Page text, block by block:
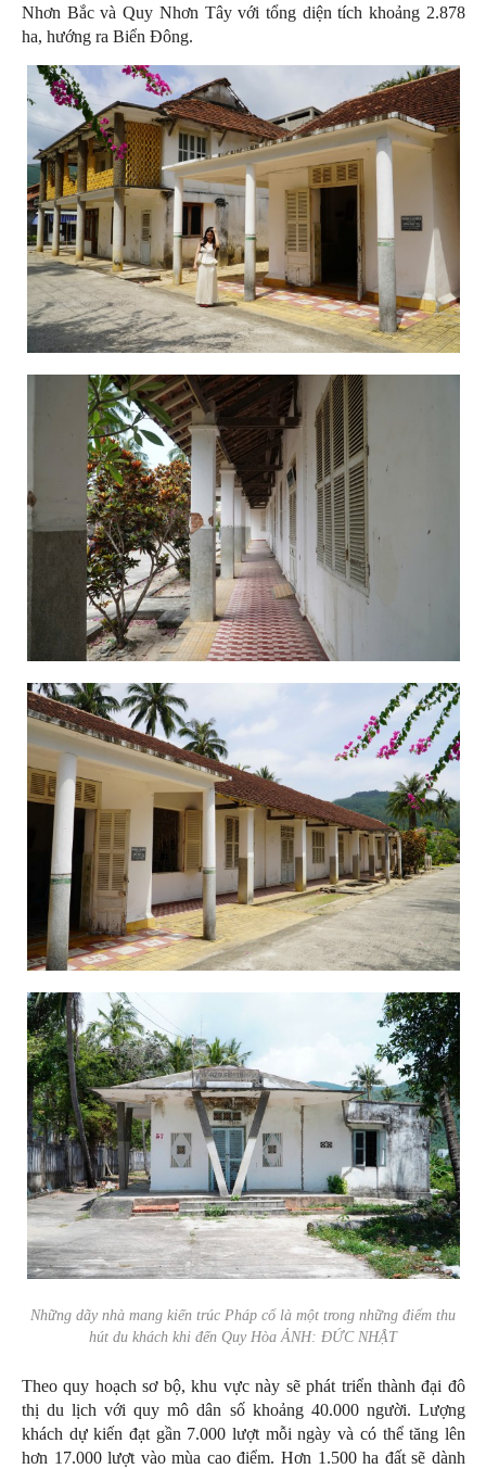
Nhơn Bắc và Quy Nhơn Tây với tổng diện tích khoảng 2.878
ha, hướng ra Biển Đông.
Những dãy nhà mang kiến trúc Pháp cổ là một trong những điểm thu
hút du khách khi đến Quy Hòa ẢNH: ĐỨC NHẬT
Theo quy hoạch sơ bộ, khu vực này sẽ phát triển thành đại đô
thị du lịch với quy mô dân số khoảng 40.000 người. Lượng
khách dự kiến đạt gần 7.000 lượt mỗi ngày và có thể tăng lên
hơn 17.000 lượt vào mùa cao điểm. Hơn 1.500 ha đất sẽ dành